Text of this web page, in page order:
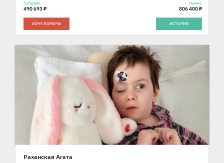
Собрано
490 693 ₽
Нужно
806 400 ₽
ХОЧУ ПОМОЧЬ ИСТОРИЯ
Раханская Агата